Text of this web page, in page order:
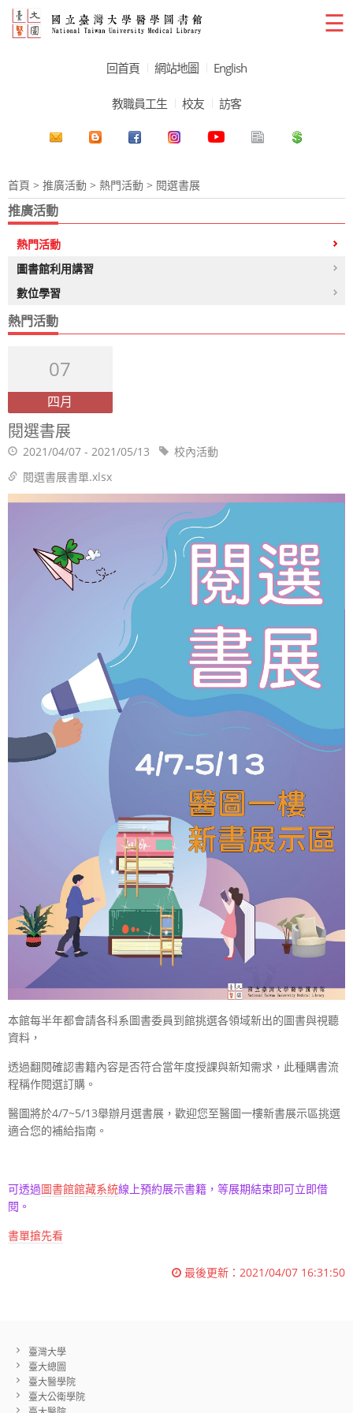
☰
回首頁 網站地圖 English
教職員工生 校友 訪客
首頁 > 推廣活動 > 熱門活動 > 閱選書展
推廣活動
熱門活動
圖書館利用講習
數位學習
熱門活動
07
四月
閱選書展
2021/04/07 - 2021/05/13
校內活動
閱選書展書單.xlsx
本館每半年都會請各科系圖書委員到館挑選各領域新出的圖書與視聽
資料，
透過翻閱確認書籍內容是否符合當年度授課與新知需求，此種購書流
程稱作閱選訂購。
醫圖將於4/7~5/13舉辦月選書展，歡迎您至醫圖一樓新書展示區挑選
適合您的補給指南。
可透過圖書館館藏系統線上預約展示書籍，等展期結束即可立即借
閱。
書單搶先看
最後更新： 2021/04/07 16:31:50
臺灣大學
臺大總圖
臺大醫學院
臺大公衛學院